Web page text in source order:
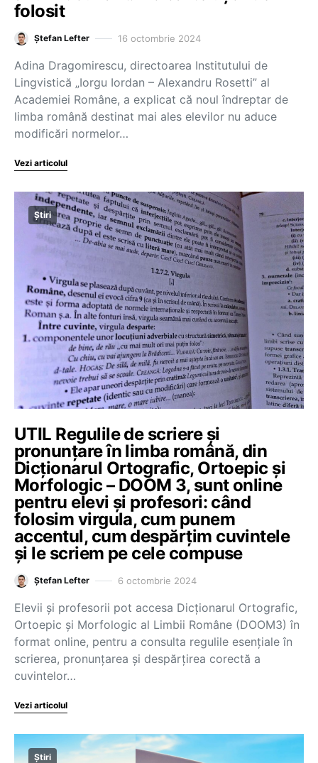
folosit
Ștefan Lefter 16 octombrie 2024
Adina Dragomirescu, directoarea Institutului de
Lingvistică „Iorgu Iordan – Alexandru Rosetti” al
Academiei Române, a explicat că noul îndreptar de
limba română destinat mai ales elevilor nu aduce
modificări normelor…
Vezi articolul
Știri
UTIL Regulile de scriere și
pronunțare în limba română, din
Dicționarul Ortografic, Ortoepic și
Morfologic – DOOM 3, sunt online
pentru elevi și profesori: când
folosim virgula, cum punem
accentul, cum despărțim cuvintele
și le scriem pe cele compuse
Ștefan Lefter 6 octombrie 2024
Elevii și profesorii pot accesa Dicționarul Ortografic,
Ortoepic și Morfologic al Limbii Române (DOOM3) în
format online, pentru a consulta regulile esențiale în
scrierea, pronunțarea și despărțirea corectă a
cuvintelor…
Vezi articolul
Știri